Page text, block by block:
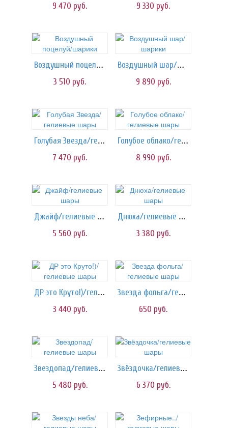
9 470 руб. 9 330 руб.
Воздушный поцелуй/шарики
3 510 руб.
Воздушный шар/шарики
9 890 руб.
Голубая Звезда/гелиевые шары
7 470 руб.
Голубое облако/гелиевые шары
8 990 руб.
Джайф/гелиевые шары
5 560 руб.
Днюха/гелиевые шары
3 380 руб.
ДР это Круто!)/гелиевые шары
3 440 руб.
Звезда фольга/гелиевые шары
650 руб.
Звездопад/гелиевые шары
5 480 руб.
Звёздочка/гелиевые шары
6 370 руб.